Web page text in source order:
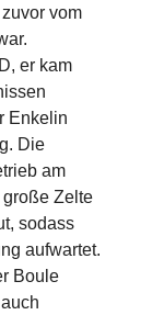
vom
er kam
Enkelin
Die
am
Zelte
sodass
aufwartet.
Boule